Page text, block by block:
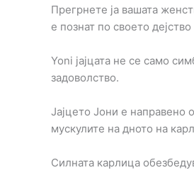
Прегрнете ја вашата
е познат по своето
Yoni јајцата не се само
задоволство.
Јајцето Јони е направено
мускулите на дното на
Силната карлица